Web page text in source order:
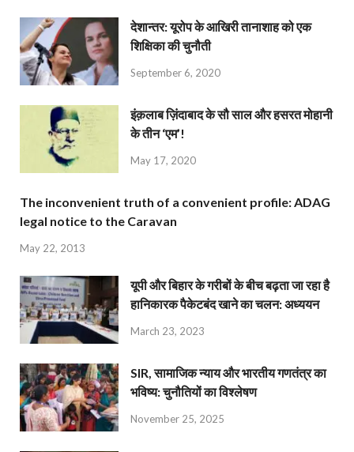
देशान्‍तर: यूरोप के आखिरी तानाशाह को एक
शिक्षिका की चुनौती
September 6, 2020
इंक़लाब ज़िंदाबाद के सौ साल और हसरत मोहानी
के तीन ‘एम’!
May 17, 2020
The inconvenient truth of a convenient profile: ADAG
legal notice to the Caravan
May 22, 2013
यूपी और बिहार के गरीबों के बीच बढ़ता जा रहा है
हानिकारक पैकेटबंद खाने का चलन: अध्ययन
March 23, 2023
SIR, सामाजिक न्याय और भारतीय गणतंत्र का
भविष्य: चुनौतियों का विश्लेषण
November 25, 2025